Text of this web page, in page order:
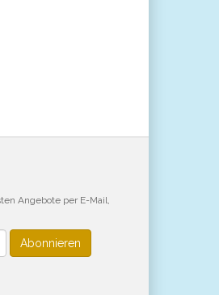
Angebote per E-Mail,
Abonnieren